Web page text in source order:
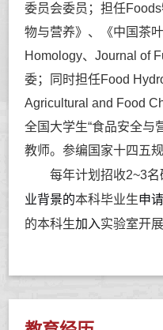
委员会委员；担任
物与营养》、《中国茶叶
Homology、Journal of
委；
同时担任Food
Agricultural and Food
全国大学生“食品安全与
教师。参编国家十四五
每年计划招收2~3
业背景的本科毕业生申请
的本科生加入实验室开